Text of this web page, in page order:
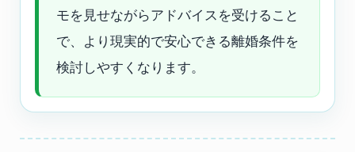
モを見せながらアドバイスを受けること
で、より現実的で安心できる離婚条件を
検討しやすくなります。